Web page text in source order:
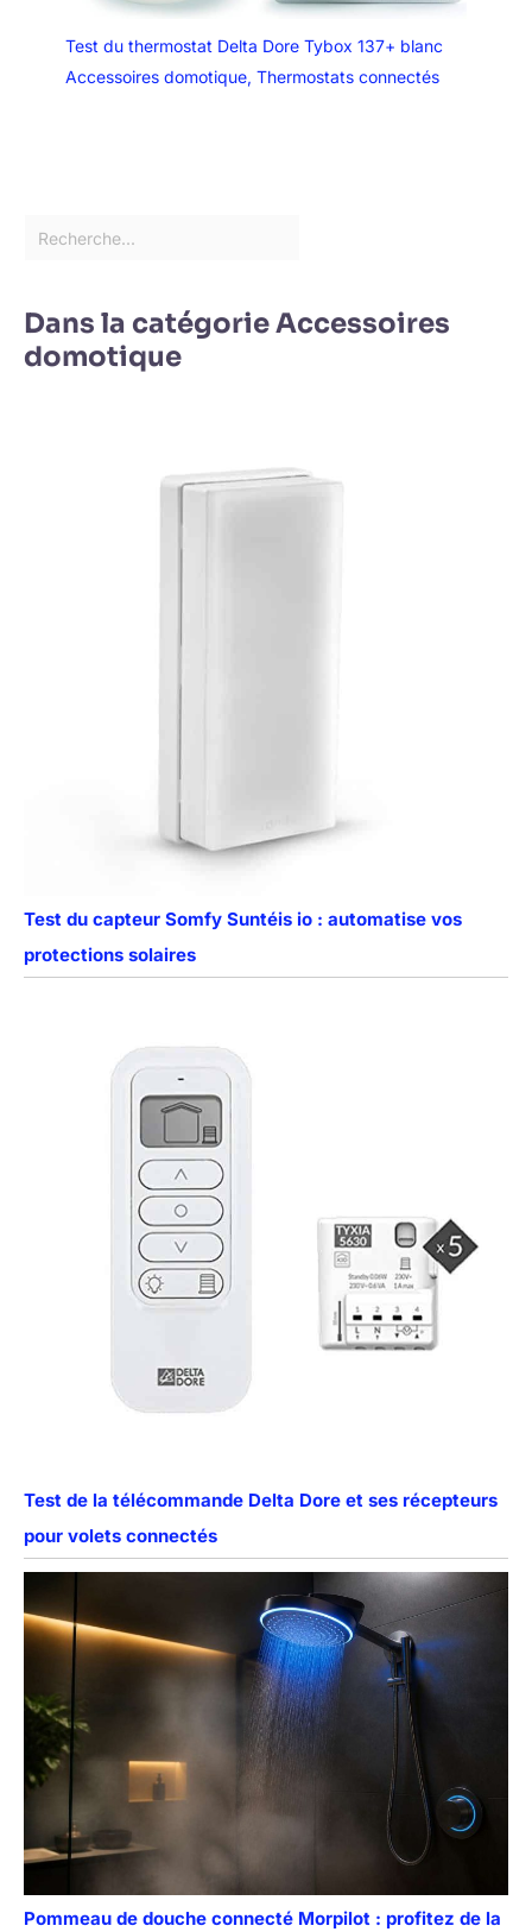
Test du thermostat Delta Dore Tybox 137+ blanc
Accessoires domotique, Thermostats connectés
Dans la catégorie Accessoires
domotique
Test du capteur Somfy Suntéis io : automatise vos
protections solaires
Test de la télécommande Delta Dore et ses récepteurs
pour volets connectés
Pommeau de douche connecté Morpilot : profitez de la